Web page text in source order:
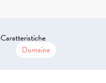
Caratteristiche
Domaine